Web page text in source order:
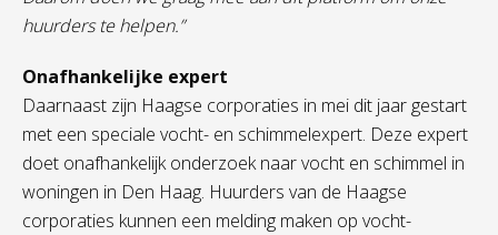
huurders te helpen.”
Onafhankelijke expert
Daarnaast zijn Haagse corporaties in mei dit jaar gestart
met een speciale vocht- en schimmelexpert. Deze expert
doet onafhankelijk onderzoek naar vocht en schimmel in
woningen in Den Haag. Huurders van de Haagse
corporaties kunnen een melding maken op vocht-